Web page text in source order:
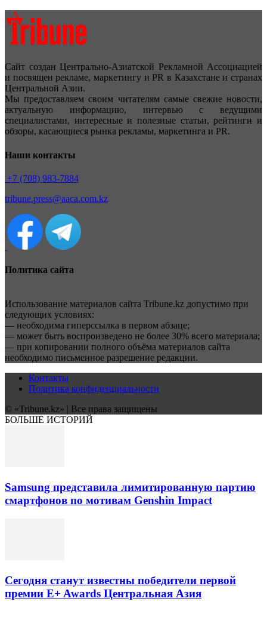
Сайт создан Центрально-Азиатской Рекламной Ассоциацией
и посвящен рекламе, маркетингу и PR в Казахстане и странах
Центральной Азии.
Мы предоставляем своим читателям самые свежие новости,
актуальную информацию, интервью с ведущими
специалистами, интересные и полезные статьи, рейтинги и
обзоры, касающиеся рынка рекламы, маркетинга и PR.
Наши контакты
+7 (708) 983-7884
tribune.press@aaca.com.kz
Политика сайта
Использование материалов сайта Tribune.kz допустимо при
следующих условиях:
— необходима гиперссылка в первом абзаце;
— может быть воспроизведено не более 30% всего материала;
— при копировании полного объёма материалов сайта
необходимо письменное разрешение редакции.
Контакты
Политика конфиденциальности
© «Tribune.kz» | Все права защищены
БОЛЬШЕ ИСТОРИЙ
Samsung представила лимитированную партию
смартфонов по мотивам Genshin Impact
Сегодня станут известны победители первой
премии E+ Awards Центральная Азия